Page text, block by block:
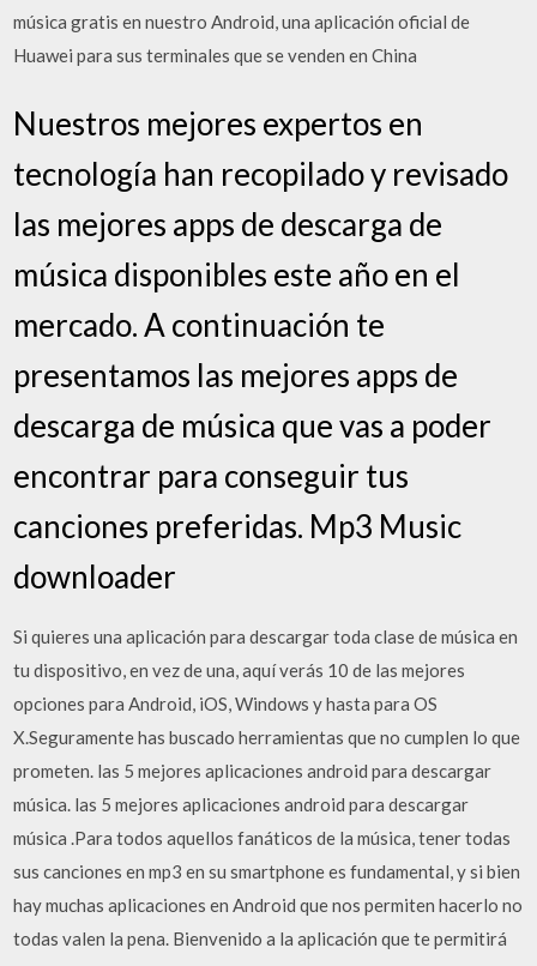
música gratis en nuestro Android, una aplicación oficial de
Huawei para sus terminales que se venden en China
Nuestros mejores expertos en
tecnología han recopilado y revisado
las mejores apps de descarga de
música disponibles este año en el
mercado. A continuación te
presentamos las mejores apps de
descarga de música que vas a poder
encontrar para conseguir tus
canciones preferidas. Mp3 Music
downloader
Si quieres una aplicación para descargar toda clase de música en
tu dispositivo, en vez de una, aquí verás 10 de las mejores
opciones para Android, iOS, Windows y hasta para OS
X.Seguramente has buscado herramientas que no cumplen lo que
prometen. las 5 mejores aplicaciones android para descargar
música. las 5 mejores aplicaciones android para descargar
música .Para todos aquellos fanáticos de la música, tener todas
sus canciones en mp3 en su smartphone es fundamental, y si bien
hay muchas aplicaciones en Android que nos permiten hacerlo no
todas valen la pena. Bienvenido a la aplicación que te permitirá